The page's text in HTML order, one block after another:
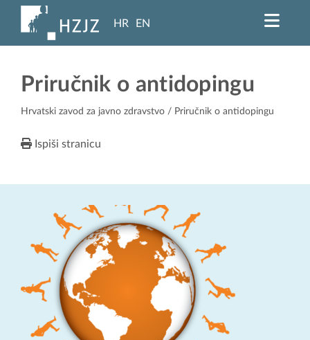
HR EN
Priručnik o antidopingu
Hrvatski zavod za javno zdravstvo / Priručnik o antidopingu
Ispiši stranicu